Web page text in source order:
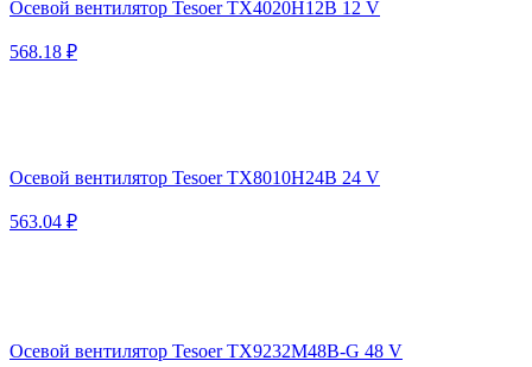
Осевой вентилятор Tesoer TX4020H12B 12 V
568.18 ₽
Осевой вентилятор Tesoer TX8010H24B 24 V
563.04 ₽
Осевой вентилятор Tesoer TX9232M48B-G 48 V